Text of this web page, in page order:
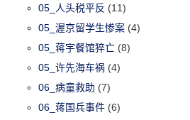
05_人头税平反 (11)
05_渥京留学生惨案 (4)
05_蒋宇餐馆猝亡 (8)
05_许先海车祸 (4)
06_病童救助 (7)
06_蒋国兵事件 (6)